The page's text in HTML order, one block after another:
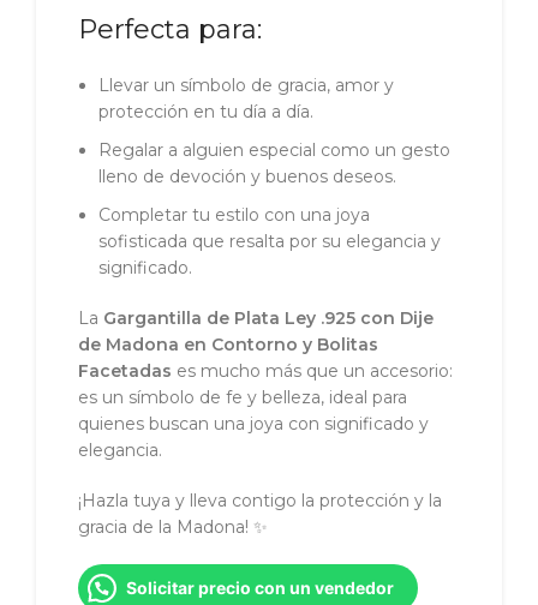
Perfecta para:
Llevar un símbolo de gracia, amor y
protección en tu día a día.
Regalar a alguien especial como un gesto
lleno de devoción y buenos deseos.
Completar tu estilo con una joya
sofisticada que resalta por su elegancia y
significado.
La Gargantilla de Plata Ley .925 con Dije
de Madona en Contorno y Bolitas
Facetadas es mucho más que un accesorio:
es un símbolo de fe y belleza, ideal para
quienes buscan una joya con significado y
elegancia.
¡Hazla tuya y lleva contigo la protección y la
gracia de la Madona! ✨
Solicitar precio con un vendedor